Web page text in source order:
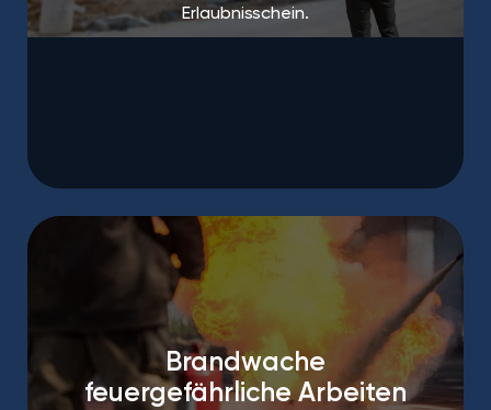
Erlaubnisschein.
Brandwache
feuergefährliche Arbeiten